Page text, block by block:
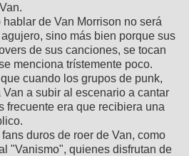
de Van Morrison no será
sino más bien porque sus
de sus canciones, se tocan
menciona trístemente poco.
cuando los grupos de punk,
a subir al escenario a cantar
frecuente era que recibiera una
duros de roer de Van, como
"Vanismo", quienes disfrutan de